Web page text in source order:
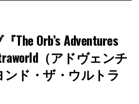
The Orb’s Adventures
（アドヴェンチ
ンド・ザ・ウルトラ